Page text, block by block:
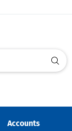
Accounts